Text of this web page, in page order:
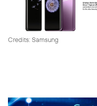
Credits: Samsung